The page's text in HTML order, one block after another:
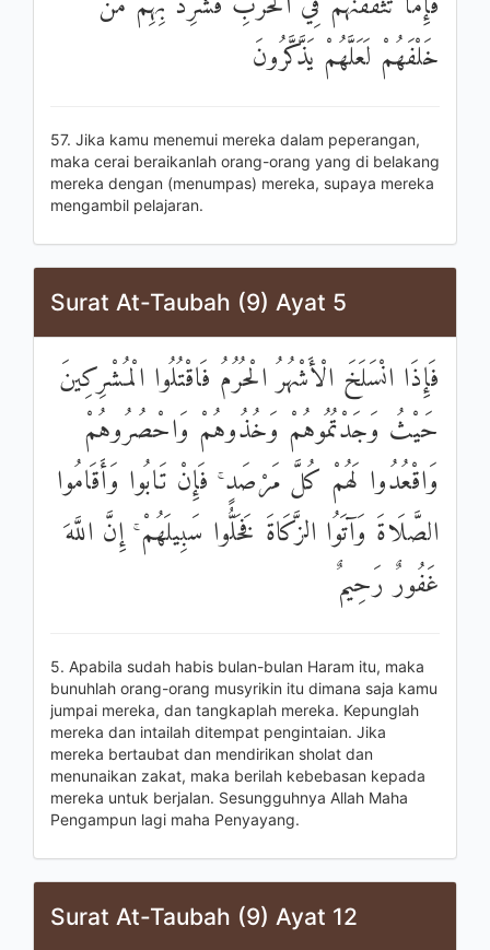
خَلْفَهُمْ لَعَلَّهُمْ يَذَّكَّرُونَ
57. Jika kamu menemui mereka dalam peperangan,
maka cerai beraikanlah orang-orang yang di belakang
mereka dengan (menumpas) mereka, supaya mereka
mengambil pelajaran.
Surat At-Taubah (9) Ayat 5
فَإِذَا انْسَلَخَ الْأَشْهُرُ الْحُرُمُ فَاقْتُلُوا الْمُشْرِكِينَ
حَيْثُ وَجَدْتُمُوهُمْ وَخُذُوهُمْ وَاحْصُرُوهُمْ
وَاقْعُدُوا لَهُمْ كُلَّ مَرْصَدٍ ۚ فَإِنْ تَابُوا وَأَقَامُوا
الصَّلَاةَ وَآتَوُا الزَّكَاةَ فَخَلُّوا سَبِيلَهُمْ ۚ إِنَّ اللَّهَ
غَفُورٌ رَحِيمٌ
5. Apabila sudah habis bulan-bulan Haram itu, maka
bunuhlah orang-orang musyrikin itu dimana saja kamu
jumpai mereka, dan tangkaplah mereka. Kepunglah
mereka dan intailah ditempat pengintaian. Jika
mereka bertaubat dan mendirikan sholat dan
menunaikan zakat, maka berilah kebebasan kepada
mereka untuk berjalan. Sesungguhnya Allah Maha
Pengampun lagi maha Penyayang.
Surat At-Taubah (9) Ayat 12